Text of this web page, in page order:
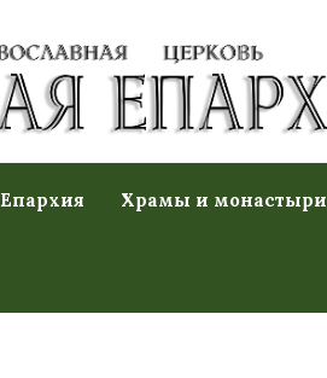
Епархия Храмы и монастыри